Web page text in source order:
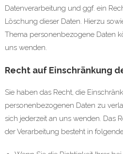
Datenverarbeitung und ggf. ein
Löschung dieser Daten. Hierzu
Thema personenbezogene Daten
uns wenden.
Recht auf Einschränkung
Sie haben das Recht, die
personenbezogenen Daten zu
sich jederzeit an uns wenden. Das
der Verarbeitung besteht in